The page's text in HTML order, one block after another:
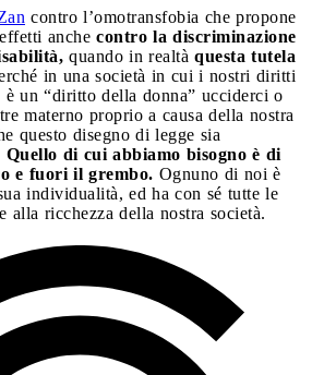
contro l’omotransfobia che propone
anche contro la discriminazione
quando in realtà questa tutela
in una società in cui i nostri diritti
un “diritto della donna” ucciderci o
materno proprio a causa della nostra
questo disegno di legge sia
Quello di cui abbiamo bisogno è di
e fuori il grembo. Ognuno di noi è
individualità, ed ha con sé tutte le
alla ricchezza della nostra società.